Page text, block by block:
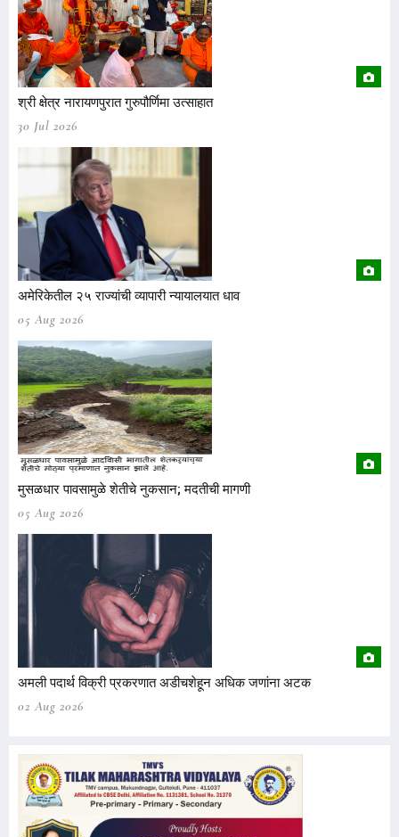
श्री क्षेत्र नारायणपुरात गुरुपौर्णिमा उत्साहात
30 Jul 2026
अमेरिकेतील २५ राज्यांची व्यापारी न्यायालयात धाव
05 Aug 2026
मुसळधार पावसामुळे शेतीचे नुकसान; मदतीची मागणी
05 Aug 2026
अमली पदार्थ विक्री प्रकरणात अडीचशेहून अधिक जणांना अटक
02 Aug 2026